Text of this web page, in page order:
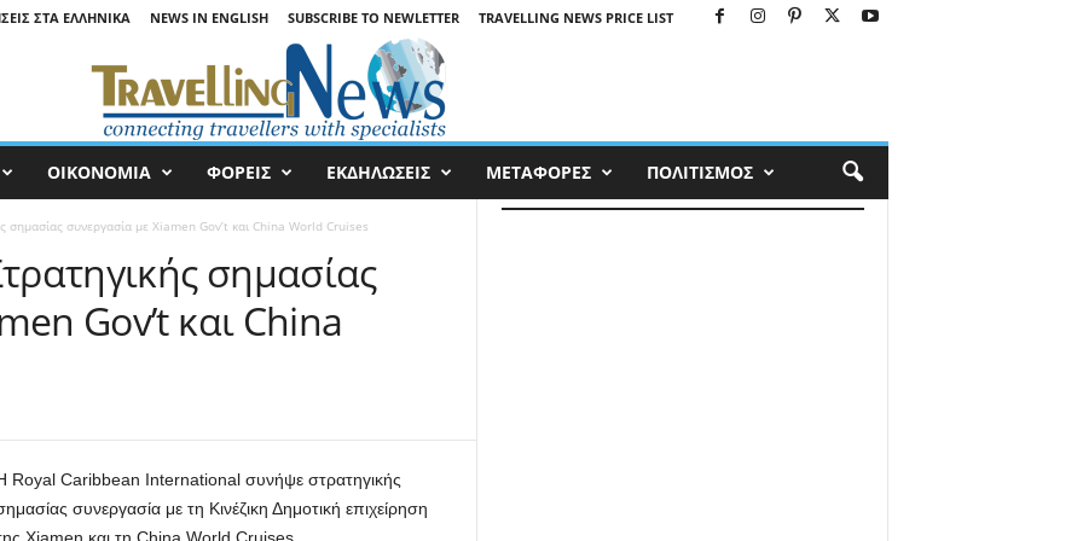
ΣΤΑ ΕΛΛΗΝΙΚΆ NEWS IN ENGLISH SUBSCRIBE TO NEWLETTER TRAVELLING NEWS PRICE LIST
ΟΙΚΟΝΟΜΙΑ ΦΟΡΕΙΣ ΕΚΔΗΛΩΣΕΙΣ ΜΕΤΑΦΟΡΕΣ ΠΟΛΙΤΙΣΜΟΣ
σημασίας συνεργασία με Xiamen Gov’t και China World Cruises
σημασίας
Gov’t και China
Royal Caribbean International συνήψε στρατηγικής
συνεργασία με τη Κινέζικη Δημοτική επιχείρηση